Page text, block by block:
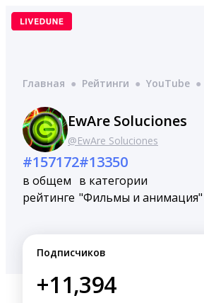
Перейти
Главная ● Рейтинги ● YouTube ●
EwAre Soluciones
@EwAre Soluciones
#157172
в общем
рейтинге
#13350
в категории
"Фильмы и анимация"
Подписчиков
+11,394